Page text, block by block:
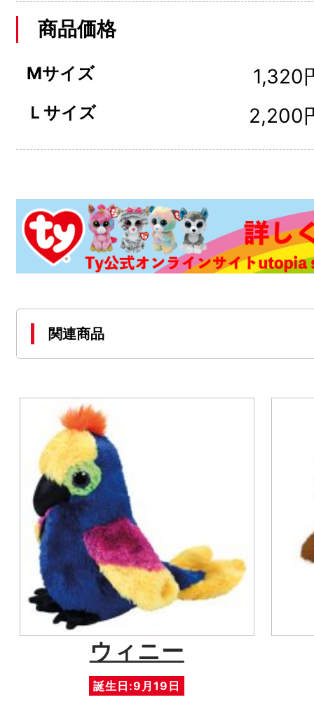
商品価格
Mサイズ 1,320
Ｌサイズ 2,200
関連商品
ウィニー
誕生日:9月19日